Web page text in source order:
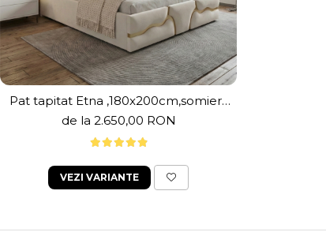
Pat tapitat Etna ,180x200cm,somiera
metalica rabatabila,spatiu
depozitare,crem prafuit
de la 2.650,00 RON
VEZI VARIANTE